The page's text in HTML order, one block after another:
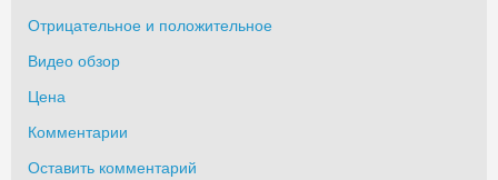
Отрицательное и положительное
Видео обзор
Цена
Комментарии
Оставить комментарий